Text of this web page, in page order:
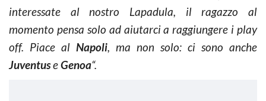
interessate al nostro Lapadula, il ragazzo al
momento pensa solo ad aiutarci a raggiungere i play
off. Piace al Napoli, ma non solo: ci sono anche
JuventuseGenoa“.